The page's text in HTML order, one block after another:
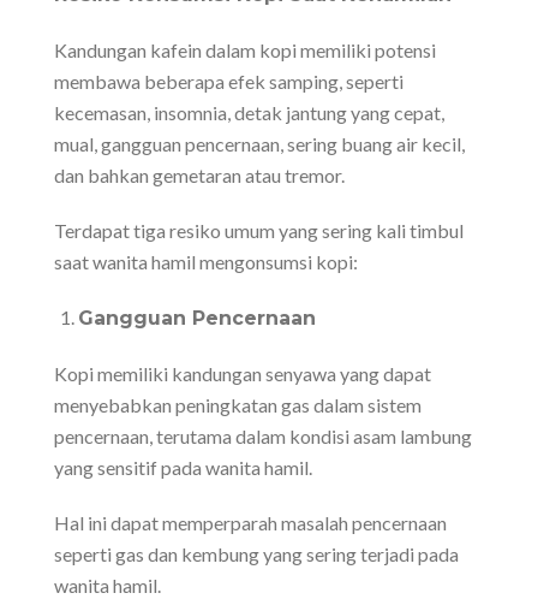
Kandungan kafein dalam kopi memiliki potensi
membawa beberapa efek samping, seperti
kecemasan, insomnia, detak jantung yang cepat,
mual, gangguan pencernaan, sering buang air kecil,
dan bahkan gemetaran atau tremor.
Terdapat tiga resiko umum yang sering kali timbul
saat wanita hamil mengonsumsi kopi:
Gangguan Pencernaan
Kopi memiliki kandungan senyawa yang dapat
menyebabkan peningkatan gas dalam sistem
pencernaan, terutama dalam kondisi asam lambung
yang sensitif pada wanita hamil.
Hal ini dapat memperparah masalah pencernaan
seperti gas dan kembung yang sering terjadi pada
wanita hamil.